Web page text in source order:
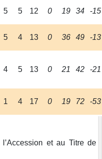
5 5 12 0 19 34 -15
5 4 13 0 36 49 -13
4 5 13 0 21 42 -21
1 4 17 0 19 72 -53
et au Titre de